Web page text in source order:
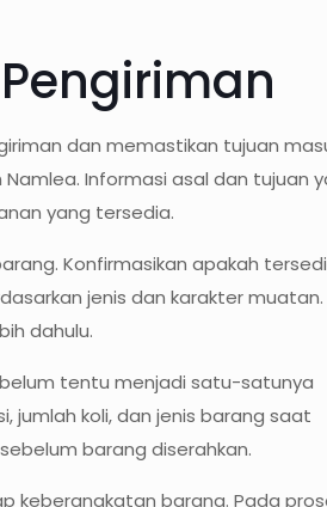
dan memastikan tujuan
Informasi asal dan tujuan
yang tersedia.
Konfirmasikan apakah
jenis dan karakter muatan.
dahulu.
tentu menjadi satu-satunya
jumlah koli, dan jenis barang saat
barang diserahkan.
keberangkatan barang. Pada